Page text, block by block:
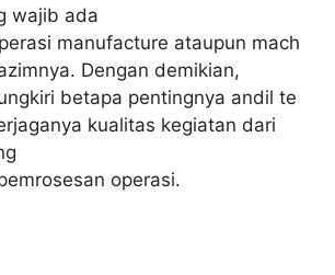
wajib ada
manufacture ataupun mach
Dengan demikian,
betapa pentingnya andil te
kualitas kegiatan dari
operasi.